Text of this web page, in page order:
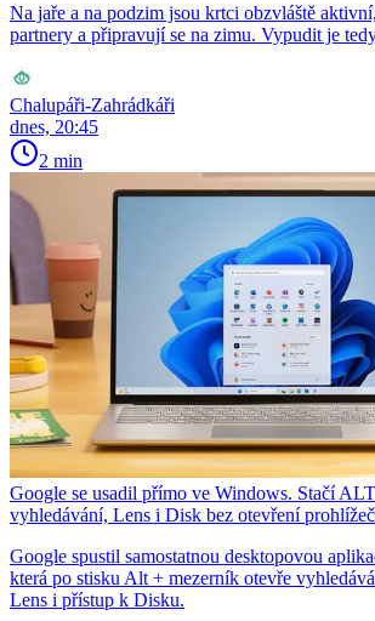
Na jaře a na podzim jsou krtci obzvláště
partnery a připravují se na zimu. Vypudit je
Chalupáři-Zahrádkáři
dnes, 20:45
2 min
Google se usadil přímo ve Windows. Stačí
vyhledávání, Lens i Disk bez otevření
Google spustil samostatnou desktopovou
která po stisku Alt + mezerník otevře
Lens i přístup k Disku.